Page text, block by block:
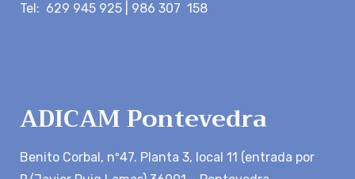
Tel: 629 945 925 | 986 307 158
ADICAM Pontevedra
Benito Corbal, nº47. Planta 3, local 11 (entrada por